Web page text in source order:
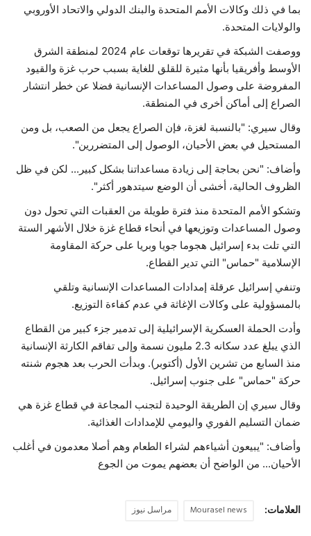
بما في ذلك وكالات الأمم المتحدة والبنك الدولي والاتحاد الأوروبي
والولايات المتحدة.
ووصفت الشبكة في تقريرها توقعات عام 2024 لمنطقة الشرق
الأوسط وأفريقيا بأنها مثيرة للقلق للغاية بسبب حرب غزة والقيود
المفروضة على وصول المساعدات الإنسانية فضلا عن خطر انتشار
الصراع إلى أماكن أخرى في المنطقة.
وقال سيري: "بالنسبة لغزة، فإن الصراع يجعل من الصعب، بل ومن
المستحيل في بعض الأحيان، الوصول إلى المتضررين".
وأضاف: "نحن بحاجة إلى زيادة مساعداتنا بشكل كبير... لكن في ظل
الظروف الحالية، أخشى أن الوضع سيتدهور أكثر".
وتشكو الأمم المتحدة منذ فترة طويلة من العقبات التي تحول دون
وصول المساعدات وتوزيعها في أنحاء قطاع غزة خلال الأشهر الستة
التي تلت بدء إسرائيل هجوما جويا وبريا على حركة المقاومة
الإسلامية "حماس" التي تدير القطاع.
وتنفي إسرائيل عرقلة إمدادات المساعدات الإنسانية وتلقي
بالمسؤولية على وكالات الإغاثة في عدم كفاءة التوزيع.
وأدت الحملة العسكرية الإسرائيلية إلى تدمير جزء كبير من القطاع
الذي يبلغ عدد سكانه 2.3 مليون نسمة وإلى تفاقم الكارثة الإنسانية
منذ السابع من تشرين الأول (أكتوبر). وبدأت الحرب بعد هجوم شنته
حركة "حماس" على جنوب إسرائيل.
وقال سيري إن الطريقة الوحيدة لتجنب المجاعة في قطاع غزة هي
ضمان التسليم الفوري واليومي للإمدادات الغذائية.
وأضاف: "يبيعون أشياءهم لشراء الطعام وهم أصلا معدمون في أغلب
الأحيان... من الواضح أن بعضهم يموت من الجوع
العلامات: Mourasel news مراسل نيوز